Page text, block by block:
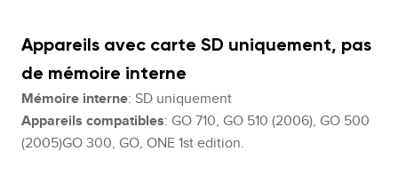
Appareils avec carte SD uniquement, pas
de mémoire interne
Mémoire interne: SD uniquement
Appareils compatibles: GO 710, GO 510 (2006), GO 500
(2005)GO 300, GO, ONE 1st edition.